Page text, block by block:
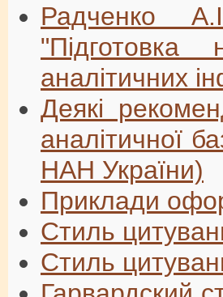
Радченко
аналітичних
Деякі
аналітичної
НАН України)
Приклади
Стиль
Стиль